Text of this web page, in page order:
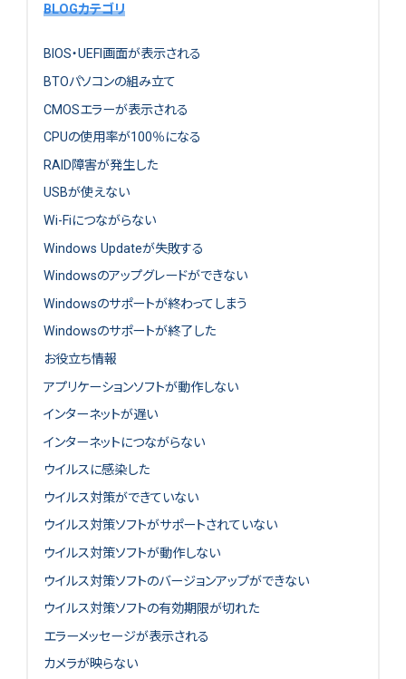
BLOGカテゴリ
BIOS・UEFI画面が表示される
BTOパソコンの組み立て
CMOSエラーが表示される
CPUの使用率が100％になる
RAID障害が発生した
USBが使えない
Wi-Fiにつながらない
Windows Updateが失敗する
Windowsのアップグレードができない
Windowsのサポートが終わってしまう
Windowsのサポートが終了した
お役立ち情報
アプリケーションソフトが動作しない
インターネットが遅い
インターネットにつながらない
ウイルスに感染した
ウイルス対策ができていない
ウイルス対策ソフトがサポートされていない
ウイルス対策ソフトが動作しない
ウイルス対策ソフトのバージョンアップができない
ウイルス対策ソフトの有効期限が切れた
エラーメッセージが表示される
カメラが映らない